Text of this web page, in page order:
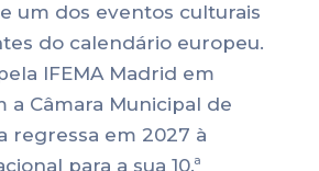
um dos eventos culturais
do calendário europeu.
IFEMA Madrid em
a Câmara Municipal de
regressa em 2027 à
para a sua 10.ª